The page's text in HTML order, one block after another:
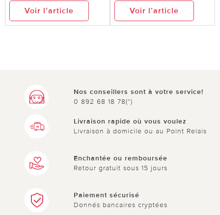
Voir l’article Voir l’article
Nos conseillers sont à votre service!
0 892 68 18 78(*)
Livraison rapide où vous voulez
Livraison à domicile ou au Point Relais
Enchantée ou remboursée
Retour gratuit sous 15 jours
Paiement sécurisé
Donnés bancaires cryptées